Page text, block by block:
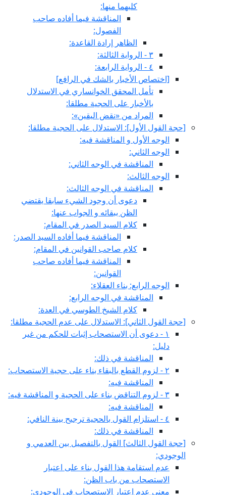
كليهما منها:
المناقشة فيما أفاده صاحب
الفصول:
الظاهر إرادة القاعدة:
٣ - الرواية الثالثة:
٤ - الرواية الرابعة:
[اختصاص الأخبار بالشك في الرافع‏]
تأمل المحقق الخوانساري في الاستدلال
بالأخبار على الحجية مطلقا:
المراد من «نقض اليقين»:
[حجة القول الأول‏]: الاستدلال على الحجية مطلقا:
الوجه الأول و المناقشة فيه:
الوجه الثاني:
المناقشة في الوجه الثاني:
الوجه الثالث:
المناقشة في الوجه الثالث:
دعوى أن وجود الشي‏ء سابقا يقتضي
الظن ببقائه و الجواب عنها:
كلام السيد الصدر في المقام:
المناقشة فيما أفاده السيد الصدر:
كلام صاحب القوانين في المقام:
المناقشة فيما أفاده صاحب
القوانين:
الوجه الرابع: بناء العقلاء:
المناقشة في الوجه الرابع:
كلام الشيخ الطوسي في العدة:
[حجة القول الثاني‏]: الاستدلال على عدم الحجية مطلقا:
١ - دعوى أن الاستصحاب إثبات للحكم من غير
دليل:
المناقشة في ذلك:
٢ - لزوم القطع بالبقاء بناء على حجية الاستصحاب:
المناقشة فيه:
٣ - لزوم التناقض بناء على الحجية و المناقشة فيه:
المناقشة فيه:
٤ - استلزام القول بالحجية ترجيح بينة النافي:
المناقشة في ذلك:
[حجة القول الثالث‏] القول بالتفصيل بين العدمي و
الوجودي:
عدم استقامة هذا القول بناء على اعتبار
الاستصحاب من باب الظن:
معنى عدم اعتبار الاستصحاب في الوجودي: